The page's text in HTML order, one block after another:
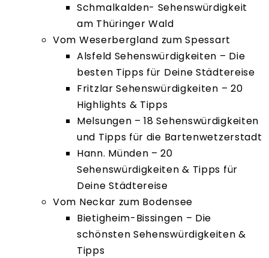
Schmalkalden- Sehenswürdigkeit
am Thüringer Wald
Vom Weserbergland zum Spessart
Alsfeld Sehenswürdigkeiten – Die
besten Tipps für Deine Städtereise
Fritzlar Sehenswürdigkeiten – 20
Highlights & Tipps
Melsungen – 18 Sehenswürdigkeiten
und Tipps für die Bartenwetzerstadt
Hann. Münden – 20
Sehenswürdigkeiten & Tipps für
Deine Städtereise
Vom Neckar zum Bodensee
Bietigheim-Bissingen – Die
schönsten Sehenswürdigkeiten &
Tipps